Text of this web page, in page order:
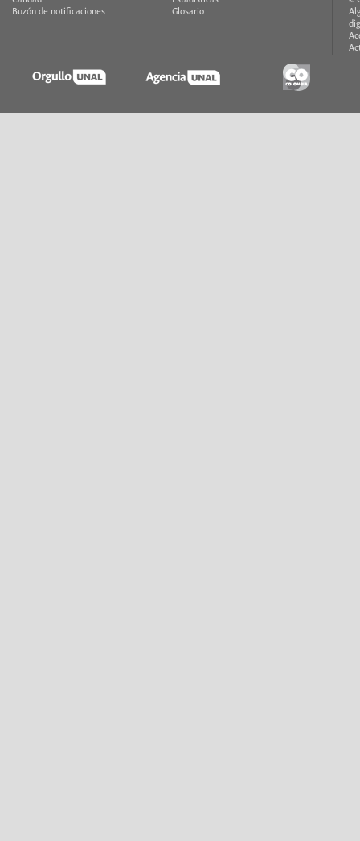
Buzón de notificaciones
Glosario